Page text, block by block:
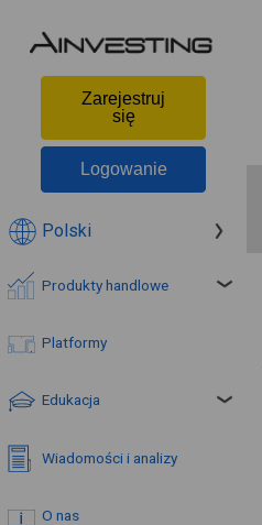
Zarejestruj
się
Logowanie
Polski
Produkty handlowe
Platformy
Edukacja
Wiadomości i analizy
O nas